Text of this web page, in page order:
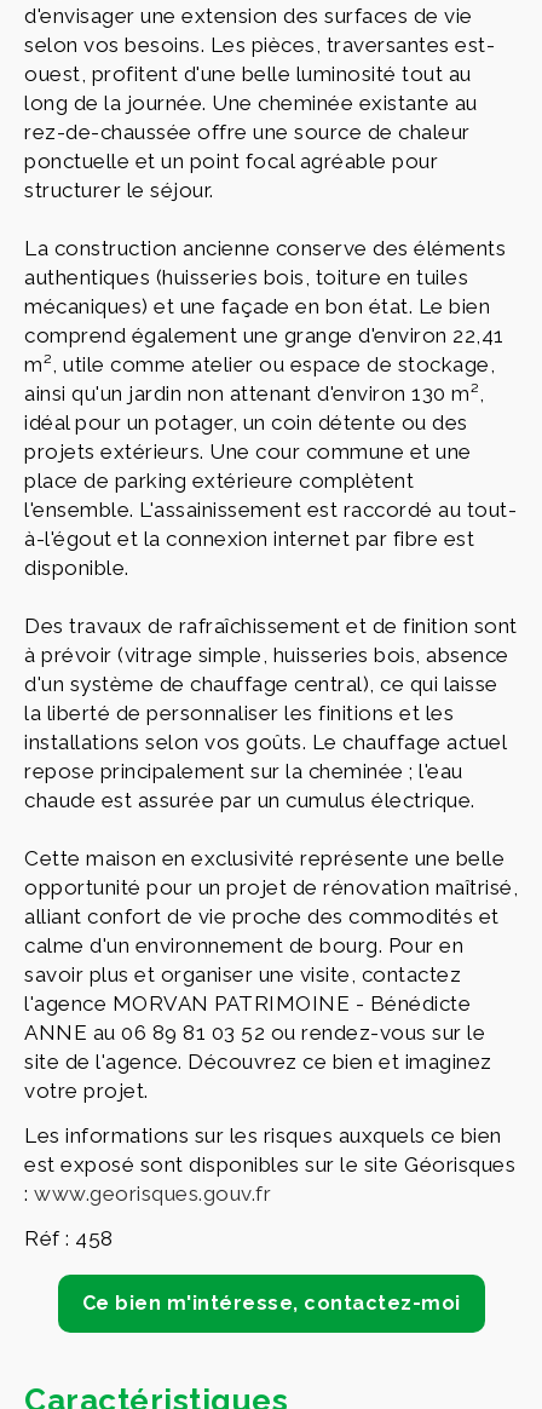
d'envisager une extension des surfaces de vie
selon vos besoins. Les pièces, traversantes est-
ouest, profitent d'une belle luminosité tout au
long de la journée. Une cheminée existante au
rez-de-chaussée offre une source de chaleur
ponctuelle et un point focal agréable pour
structurer le séjour.
La construction ancienne conserve des éléments
authentiques (huisseries bois, toiture en tuiles
mécaniques) et une façade en bon état. Le bien
comprend également une grange d'environ 22,41
m², utile comme atelier ou espace de stockage,
ainsi qu'un jardin non attenant d'environ 130 m²,
idéal pour un potager, un coin détente ou des
projets extérieurs. Une cour commune et une
place de parking extérieure complètent
l'ensemble. L'assainissement est raccordé au tout-
à-l'égout et la connexion internet par fibre est
disponible.
Des travaux de rafraîchissement et de finition sont
à prévoir (vitrage simple, huisseries bois, absence
d'un système de chauffage central), ce qui laisse
la liberté de personnaliser les finitions et les
installations selon vos goûts. Le chauffage actuel
repose principalement sur la cheminée ; l'eau
chaude est assurée par un cumulus électrique.
Cette maison en exclusivité représente une belle
opportunité pour un projet de rénovation maîtrisé,
alliant confort de vie proche des commodités et
calme d'un environnement de bourg. Pour en
savoir plus et organiser une visite, contactez
l'agence MORVAN PATRIMOINE - Bénédicte
ANNE au 06 89 81 03 52 ou rendez-vous sur le
site de l'agence. Découvrez ce bien et imaginez
votre projet.
Les informations sur les risques auxquels ce bien
est exposé sont disponibles sur le site Géorisques
: www.georisques.gouv.fr
Réf : 458
Ce bien m'intéresse, contactez-moi
Caractéristiques